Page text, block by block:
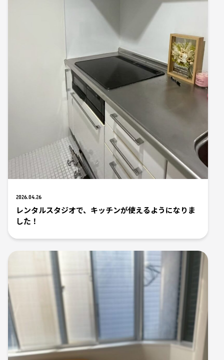
2026.04.26
レンタルスタジオで、キッチンが使えるようになりま
した！